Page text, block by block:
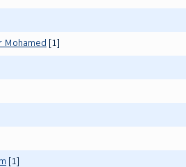
Mohamed [1]
[1]